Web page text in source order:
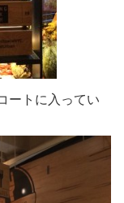
ートに入ってい